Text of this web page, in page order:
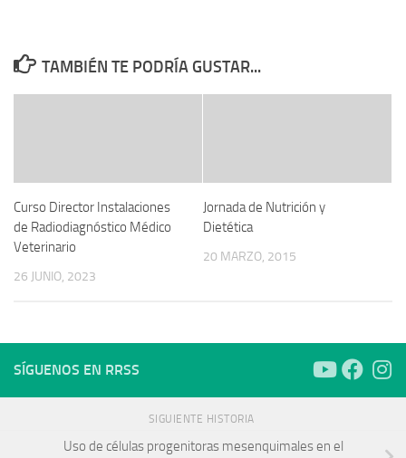
TAMBIÉN TE PODRÍA GUSTAR...
Curso Director Instalaciones
de Radiodiagnóstico Médico
Veterinario
26 JUNIO, 2023
Jornada de Nutrición y
Dietética
20 MARZO, 2015
SÍGUENOS EN RRSS
SIGUIENTE HISTORIA
Uso de células progenitoras mesenquimales en el